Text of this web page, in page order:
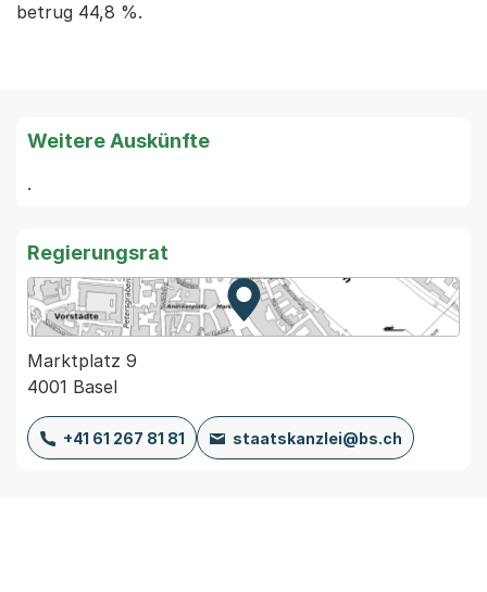
betrug 44,8 %.
Weitere Auskünfte
.
Regierungsrat
Zur Karte von MapBS.
Externer Link, wird in einem
Marktplatz 9
4001 Basel
+41 61 267 81 81 staatskanzlei@bs.ch